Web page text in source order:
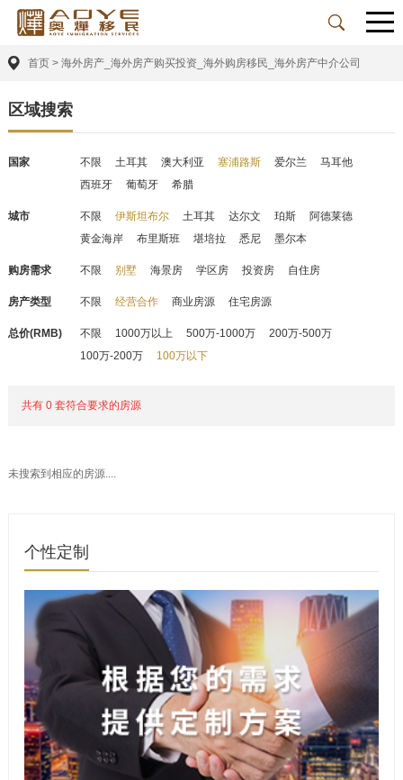
首页 > 海外房产_海外房产购买投资_海外购房移民_海外房产中介公司
区域搜索
国家 不限 土耳其 澳大利亚 塞浦路斯 爱尔兰
马耳他
西班牙
葡萄牙 希腊
城市 不限 伊斯坦布尔 土耳其 达尔文 珀斯
阿德莱德
黄金海岸
布里斯班 堪培拉 悉尼 墨尔本
购房需求 不限 别墅 海景房 学区房 投资房 自住房
房产类型 不限 经营合作 商业房源 住宅房源
总价(RMB) 不限 1000万以上 500万-1000万
200万-500万
100万-200万
100万以下
共有 0 套符合要求的房源
未搜索到相应的房源....
个性定制